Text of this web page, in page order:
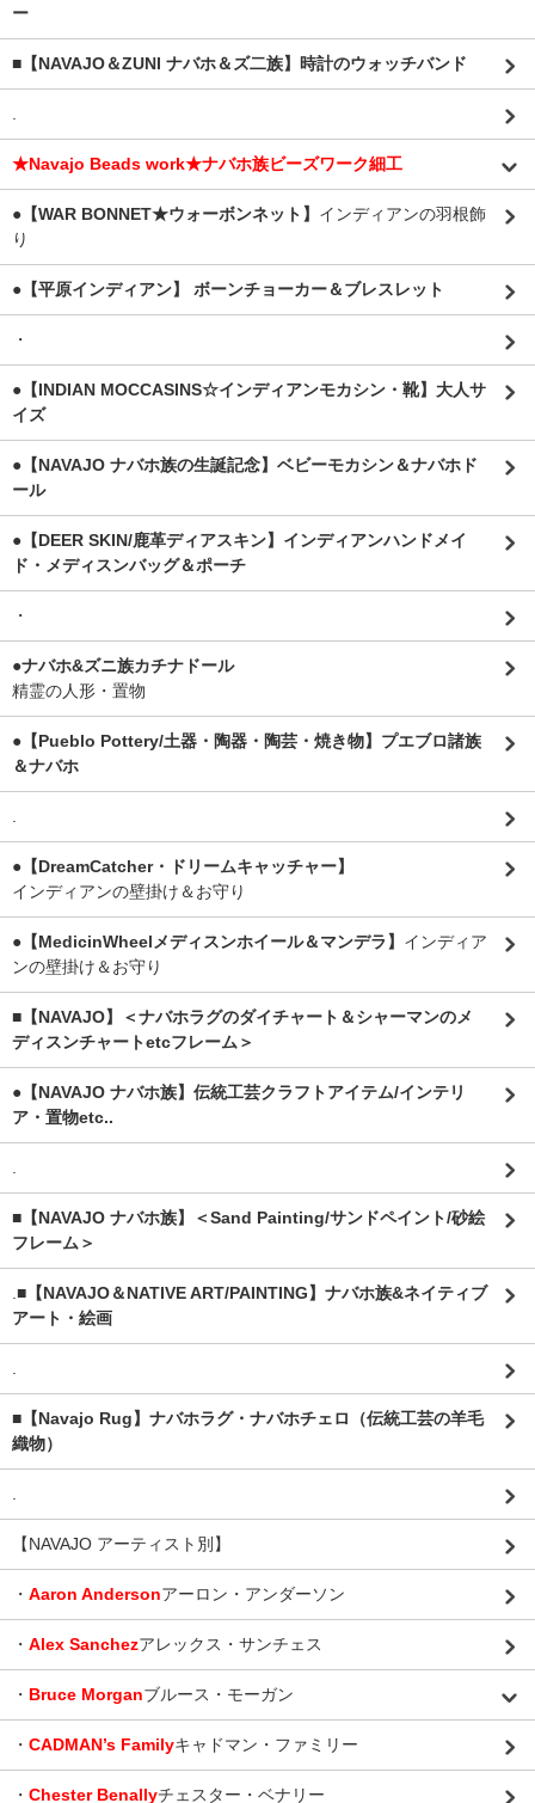
ー
■【NAVAJO＆ZUNI ナバホ＆ズ二族】時計のウォッチバンド
.
★Navajo Beads work★ナバホ族ビーズワーク細工
●【WAR BONNET★ウォーボンネット】 インディアンの羽根飾
り
●【平原インディアン】 ボーンチョーカー＆ブレスレット
・
●【INDIAN MOCCASINS☆インディアンモカシン・靴】大人サ
イズ
●【NAVAJO ナバホ族の生誕記念】ベビーモカシン＆ナバホド
ール
●【DEER SKIN/鹿革ディアスキン】インディアンハンドメイ
ド・メディスンバッグ＆ポーチ
・
●ナバホ&ズニ族カチナドール
精霊の人形・置物
●【Pueblo Pottery/土器・陶器・陶芸・焼き物】プエブロ諸族
＆ナバホ
.
●【DreamCatcher・ドリームキャッチャー】
インディアンの壁掛け＆お守り
●【MedicinWheelメディスンホイール＆マンデラ】 インディア
ンの壁掛け＆お守り
■【NAVAJO】＜ナバホラグのダイチャート＆シャーマンのメ
ディスンチャートetcフレーム＞
●【NAVAJO ナバホ族】伝統工芸クラフトアイテム/インテリ
ア・置物etc..
.
■【NAVAJO ナバホ族】＜Sand Painting/サンドペイント/砂絵
フレーム＞
.■【NAVAJO＆NATIVE ART/PAINTING】ナバホ族&ネイティブ
アート・絵画
.
■【Navajo Rug】ナバホラグ・ナバホチェロ（伝統工芸の羊毛
織物）
.
【NAVAJO アーティスト別】
・ Aaron Andersonアーロン・アンダーソン
・ Alex Sanchezアレックス・サンチェス
・ Bruce Morganブルース・モーガン
・ CADMAN’s Familyキャドマン・ファミリー
・ Chester Benallyチェスター・ベナリー